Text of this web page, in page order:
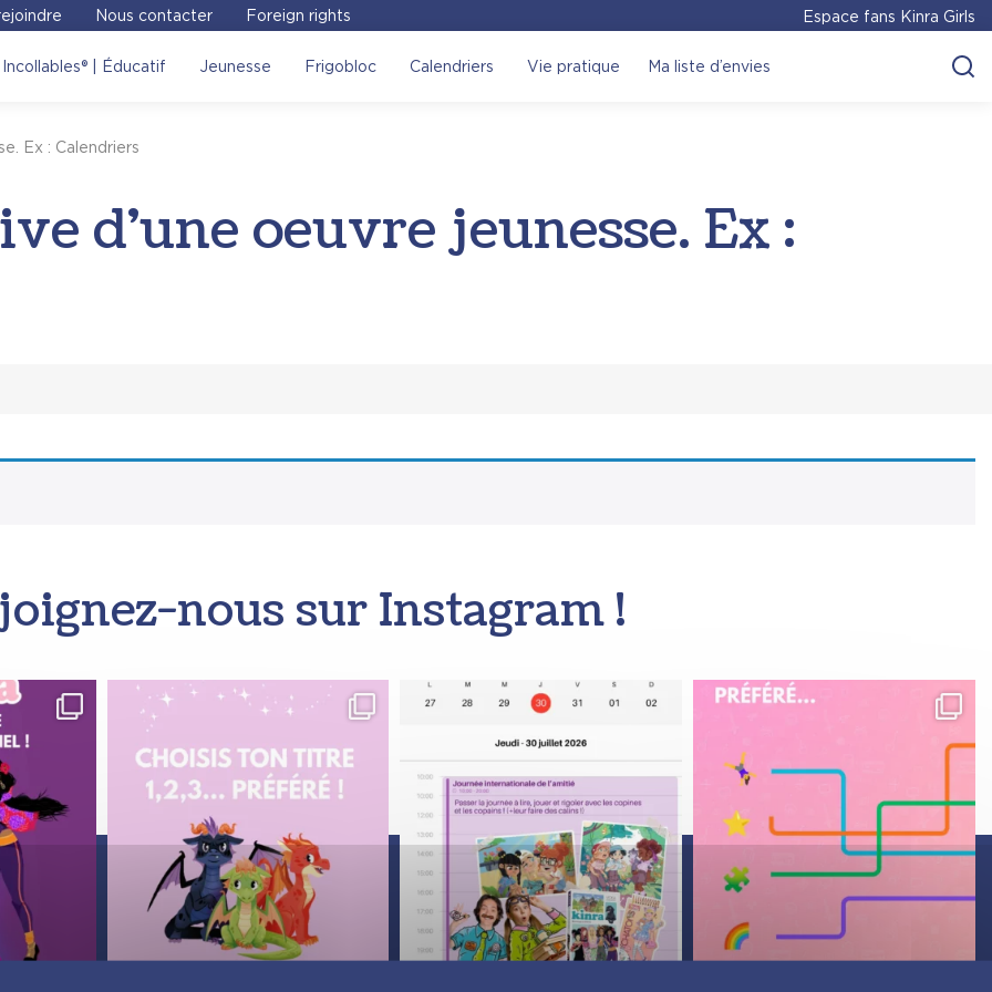
Nous contacter Foreign rights Espace fans Kinra Girls
| Éducatif Jeunesse Frigobloc Calendriers Vie pratique Ma liste d’envies
Ex : Calendriers
d'une oeuvre jeunesse. Ex :
nous sur Instagram !